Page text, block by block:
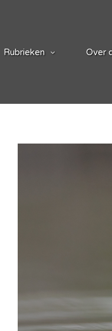
Rubrieken Over